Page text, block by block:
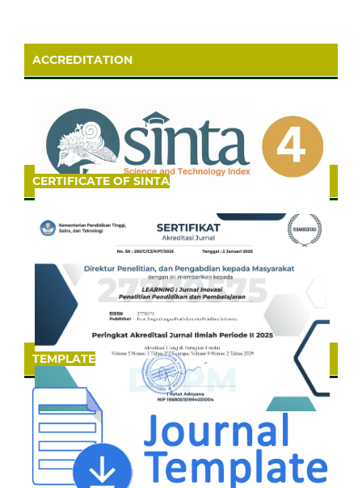
ACCREDITATION
CERTIFICATE OF SINTA
TEMPLATE